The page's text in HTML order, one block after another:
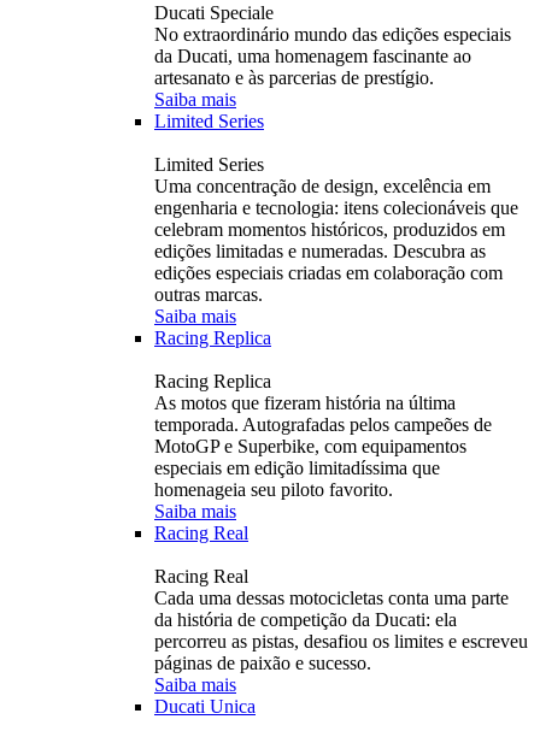
Ducati Speciale
No extraordinário mundo das edições especiais
da Ducati, uma homenagem fascinante ao
artesanato e às parcerias de prestígio.
Saiba mais
Limited Series
Limited Series
Uma concentração de design, excelência em
engenharia e tecnologia: itens colecionáveis ​​que
celebram momentos históricos, produzidos em
edições limitadas e numeradas. Descubra as
edições especiais criadas em colaboração com
outras marcas.
Saiba mais
Racing Replica
Racing Replica
As motos que fizeram história na última
temporada. Autografadas pelos campeões de
MotoGP e Superbike, com equipamentos
especiais em edição limitadíssima que
homenageia seu piloto favorito.
Saiba mais
Racing Real
Racing Real
Cada uma dessas motocicletas conta uma parte
da história de competição da Ducati: ela
percorreu as pistas, desafiou os limites e escreveu
páginas de paixão e sucesso.
Saiba mais
Ducati Unica